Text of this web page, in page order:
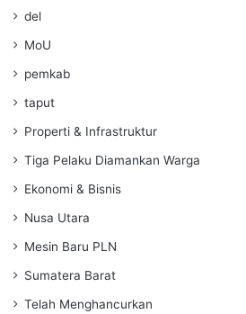
del
MoU
pemkab
taput
Properti & Infrastruktur
Tiga Pelaku Diamankan Warga
Ekonomi & Bisnis
Nusa Utara
Mesin Baru PLN
Sumatera Barat
Telah Menghancurkan